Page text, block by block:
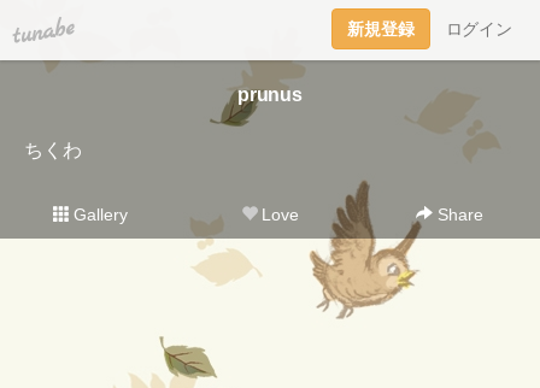
tuna.be 新規登録 ログイン
prunus
ちくわ
Gallery Love Share